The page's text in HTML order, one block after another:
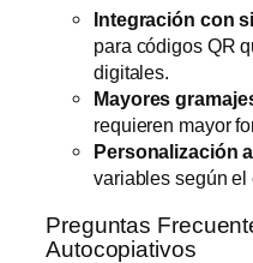
Integración con
para códigos QR
digitales.
Mayores
requieren mayor
Personalización
variables según el
Preguntas
Autocopiativos